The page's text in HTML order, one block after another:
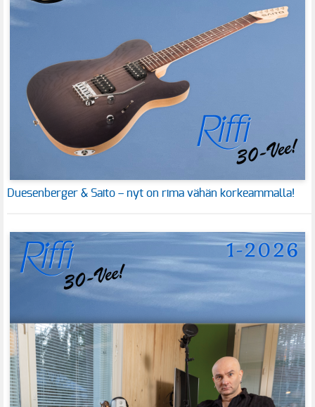
Duesenberger & Saito – nyt on rima vähän korkeammalla!